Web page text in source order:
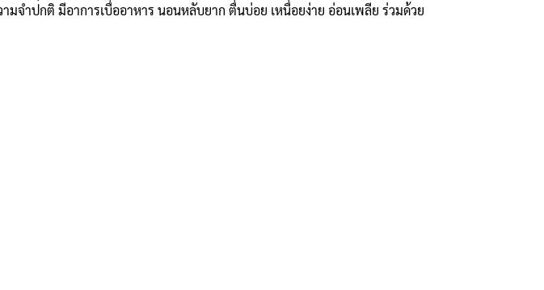
มจำปกติ มีอาการเบื่ออาหาร นอนหลับยาก ตื่นบ่อย เหนื่อยง่าย อ่อนเพลีย ร่วมด้วย